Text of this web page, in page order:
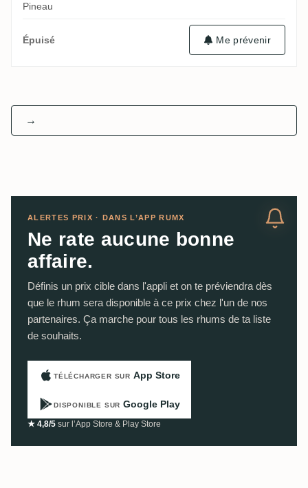
Pineau
Épuisé Me prévenir
→
ALERTES PRIX · DANS L’APP RUMX
Ne rate aucune bonne
affaire.
Définis un prix cible dans l'appli et on te préviendra dès
que le rhum sera disponible à ce prix chez l'un de nos
partenaires. Ça marche pour tous les rhums de ta liste
de souhaits.
TÉLÉCHARGER SUR App Store
DISPONIBLE SUR Google Play
★ 4,8/5 sur l’App Store & Play Store